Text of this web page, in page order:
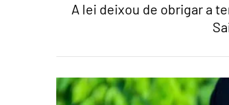
A lei deixou de obrigar a